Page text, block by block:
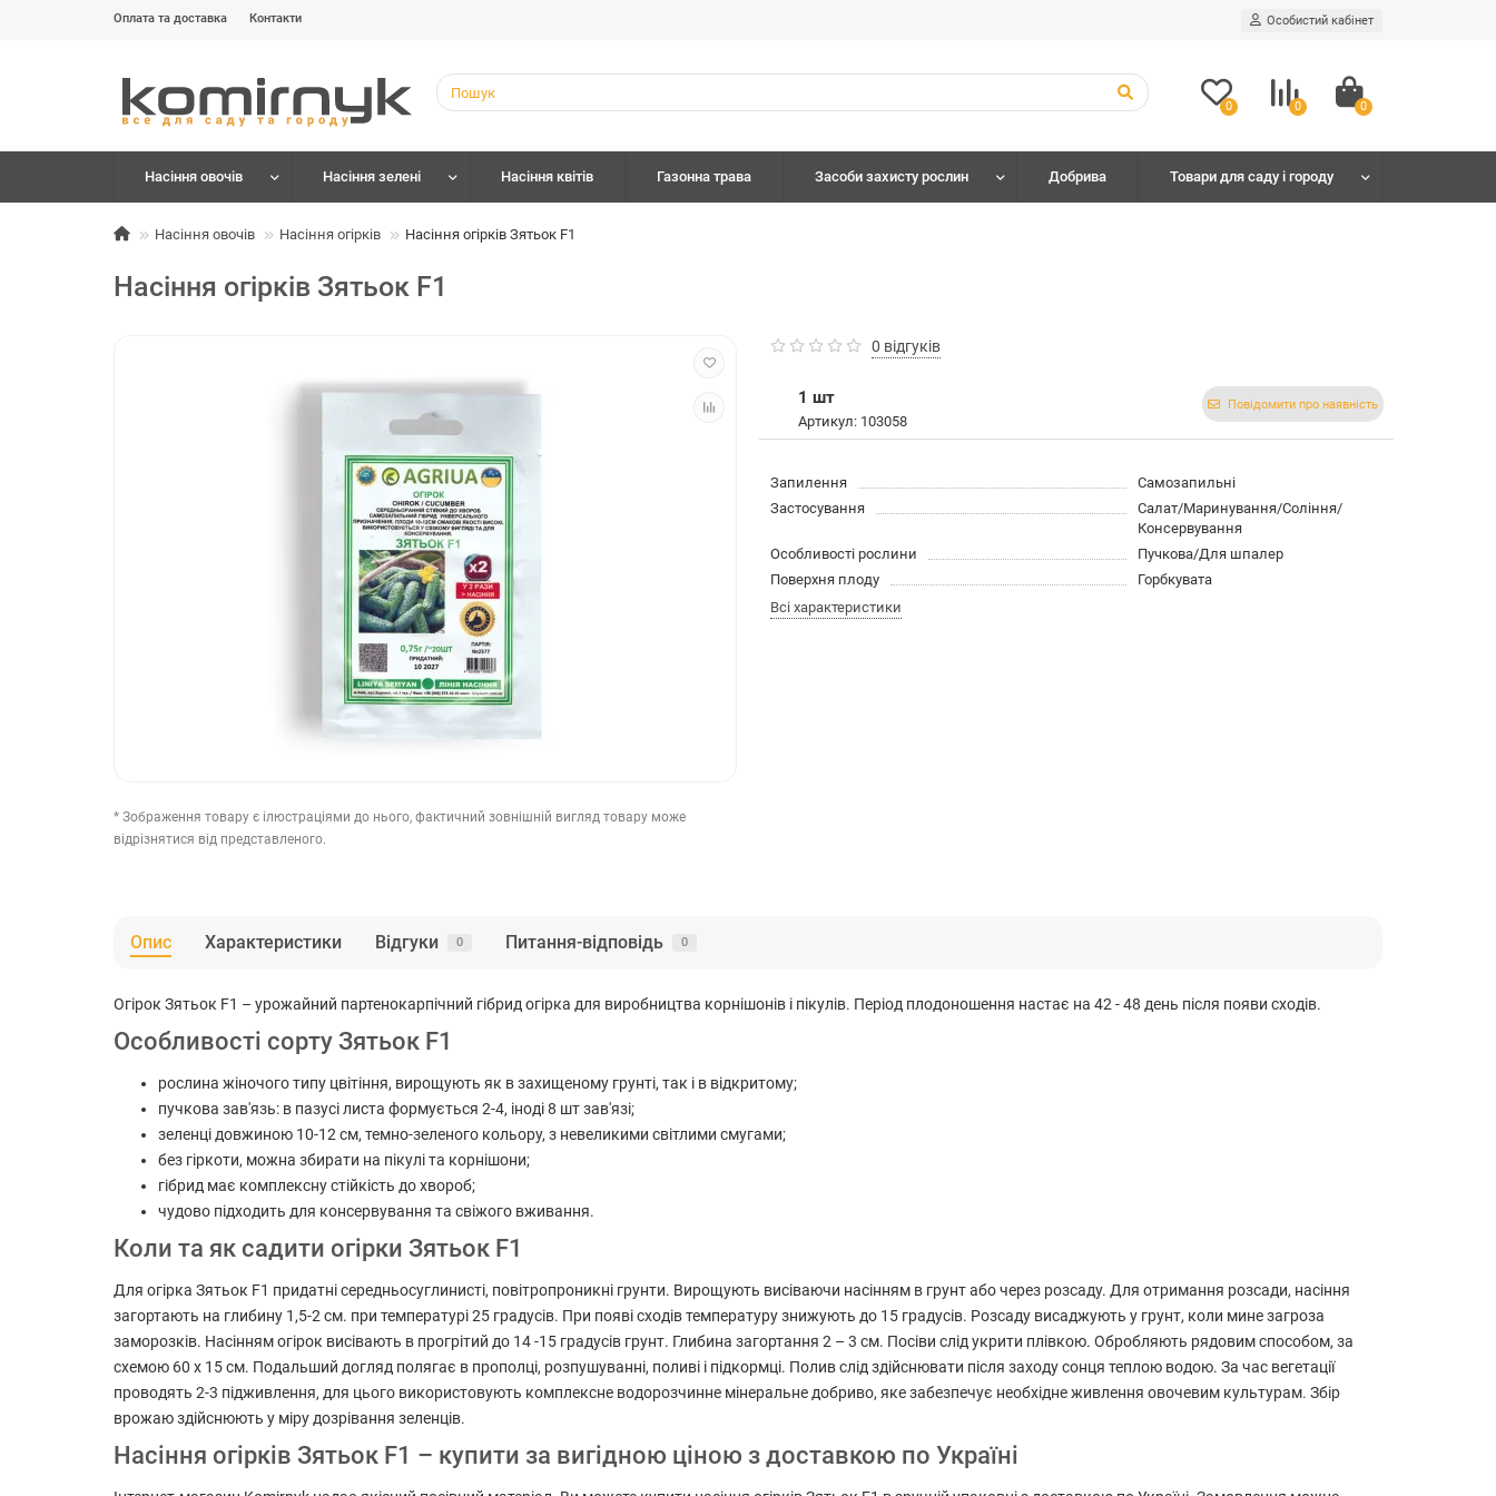
Оплата та доставка Контакти Особистий кабінет
0 0 0
Насіння овочів Насіння зелені Насіння квітів Газонна трава Засоби захисту рослин Добрива Товари для саду і городу
Насіння овочів Насіння огірків Насіння огірків Зятьок F1
Насіння огірків Зятьок F1
* Зображення товару є ілюстраціями до нього, фактичний зовнішній вигляд товару може
відрізнятися від представленого.
0 відгуків
1 шт
Артикул: 103058
Повідомити про наявність
Запилення
Самозапильні
Застосування
Салат/Маринування/Соління/
Консервування
Особливості рослини
Пучкова/Для шпалер
Поверхня плоду
Горбкувата
Всі характеристики
Опис Характеристики Відгуки 0 Питання-відповідь 0
Огірок Зятьок F1 – урожайний партенокарпічний гібрид огірка для виробництва корнішонів і пікулів. Період плодоношення настає на 42 - 48 день після появи сходів.
Особливості сорту Зятьок F1
рослина жіночого типу цвітіння, вирощують як в захищеному грунті, так і в відкритому;
пучкова зав'язь: в пазусі листа формується 2-4, іноді 8 шт зав'язі;
зеленці довжиною 10-12 см, темно-зеленого кольору, з невеликими світлими смугами;
без гіркоти, можна збирати на пікулі та корнішони;
гібрид має комплексну стійкість до хвороб;
чудово підходить для консервування та свіжого вживання.
Коли та як садити огірки Зятьок F1
Для огірка Зятьок F1 придатні середньосуглинисті, повітропроникні грунти. Вирощують висіваючи насінням в грунт або через розсаду. Для отримання розсади, насіння
загортають на глибину 1,5-2 см. при температурі 25 градусів. При появі сходів температуру знижують до 15 градусів. Розсаду висаджують у грунт, коли мине загроза
заморозків. Насінням огірок висівають в прогрітий до 14 -15 градусів грунт. Глибина загортання 2 – 3 см. Посіви слід укрити плівкою. Обробляють рядовим способом, за
схемою 60 х 15 см. Подальший догляд полягає в прополці, розпушуванні, поливі і підкормці. Полив слід здійснювати після заходу сонця теплою водою. За час вегетації
проводять 2-3 підживлення, для цього використовують комплексне водорозчинне мінеральне добриво, яке забезпечує необхідне живлення овочевим культурам. Збір
врожаю здійснюють у міру дозрівання зеленців.
Насіння огірків Зятьок F1 – купити за вигідною ціною з доставкою по Україні